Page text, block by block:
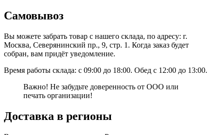
Самовывоз
Вы можете забрать товар с нашего склада, по адресу: г.
Москва, Северянинский пр., 9, стр. 1. Когда заказ будет
собран, вам придёт уведомление.
Время работы склада: с 09:00 до 18:00. Обед с 12:00 до 13:00.
Важно! Не забудьте доверенность от ООО или
печать организации!
Доставка в регионы